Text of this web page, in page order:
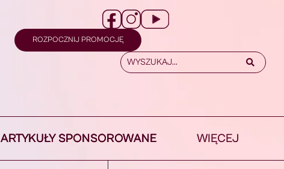
ROZPOCZNIJ PROMOCJĘ
ARTYKUŁY SPONSOROWANE WIĘCEJ